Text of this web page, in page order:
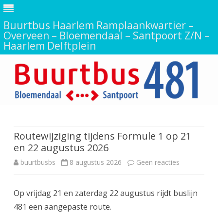
Buurtbus Haarlem Ramplaankwartier –
Overveen – Bloemendaal – Santpoort Z/N –
Haarlem Delftplein
de
inhoud
Routewijziging tijdens Formule 1 op 21
en 22 augustus 2026
buurtbusbs 8 augustus 2026 Geen reacties
tijdens
Op vrijdag 21 en zaterdag 22 augustus rijdt buslijn
481 een aangepaste route.